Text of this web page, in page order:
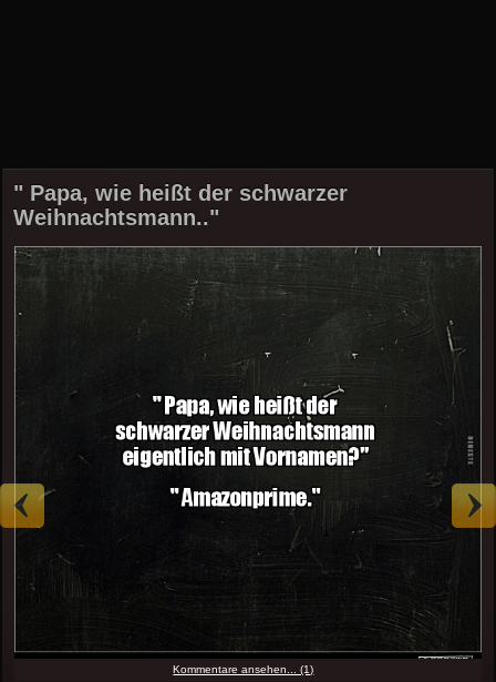
" Papa, wie heißt der schwarzer
Weihnachtsmann.."
Kommentare ansehen... (1)